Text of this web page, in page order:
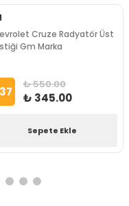
Cruze Radyatör Üst
Gm Marka
37 ₺ 550.00
₺ 345.00
Sepete Ekle